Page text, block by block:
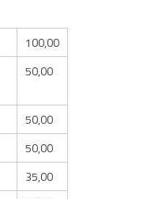
100,00
50,00
50,00
50,00
35,00